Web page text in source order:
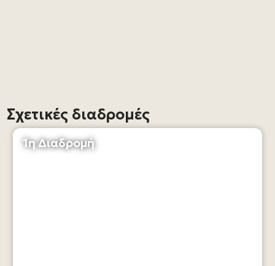
Σχετικές διαδρομές
1η Διαδρομή